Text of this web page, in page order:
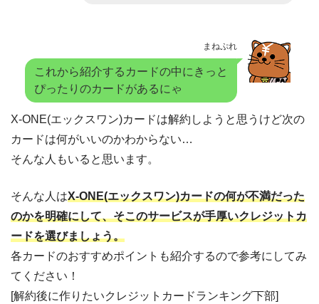
まねぷれ
これから紹介するカードの中にきっと
ぴったりのカードがあるにゃ
X-ONE(エックスワン)カードは解約しようと思うけど次の
カードは何がいいのかわからない…
そんな人もいると思います。
そんな人はX-ONE(エックスワン)カードの何が不満だった
のかを明確にして、そこのサービスが手厚いクレジットカ
ードを選びましょう。
各カードのおすすめポイントも紹介するので参考にしてみ
てください！
[解約後に作りたいクレジットカードランキング下部]